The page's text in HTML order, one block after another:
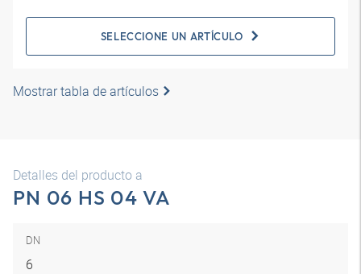
SELECCIONE UN ARTÍCULO
Mostrar tabla de artículos
Detalles del producto a
PN 06 HS 04 VA
DN
6